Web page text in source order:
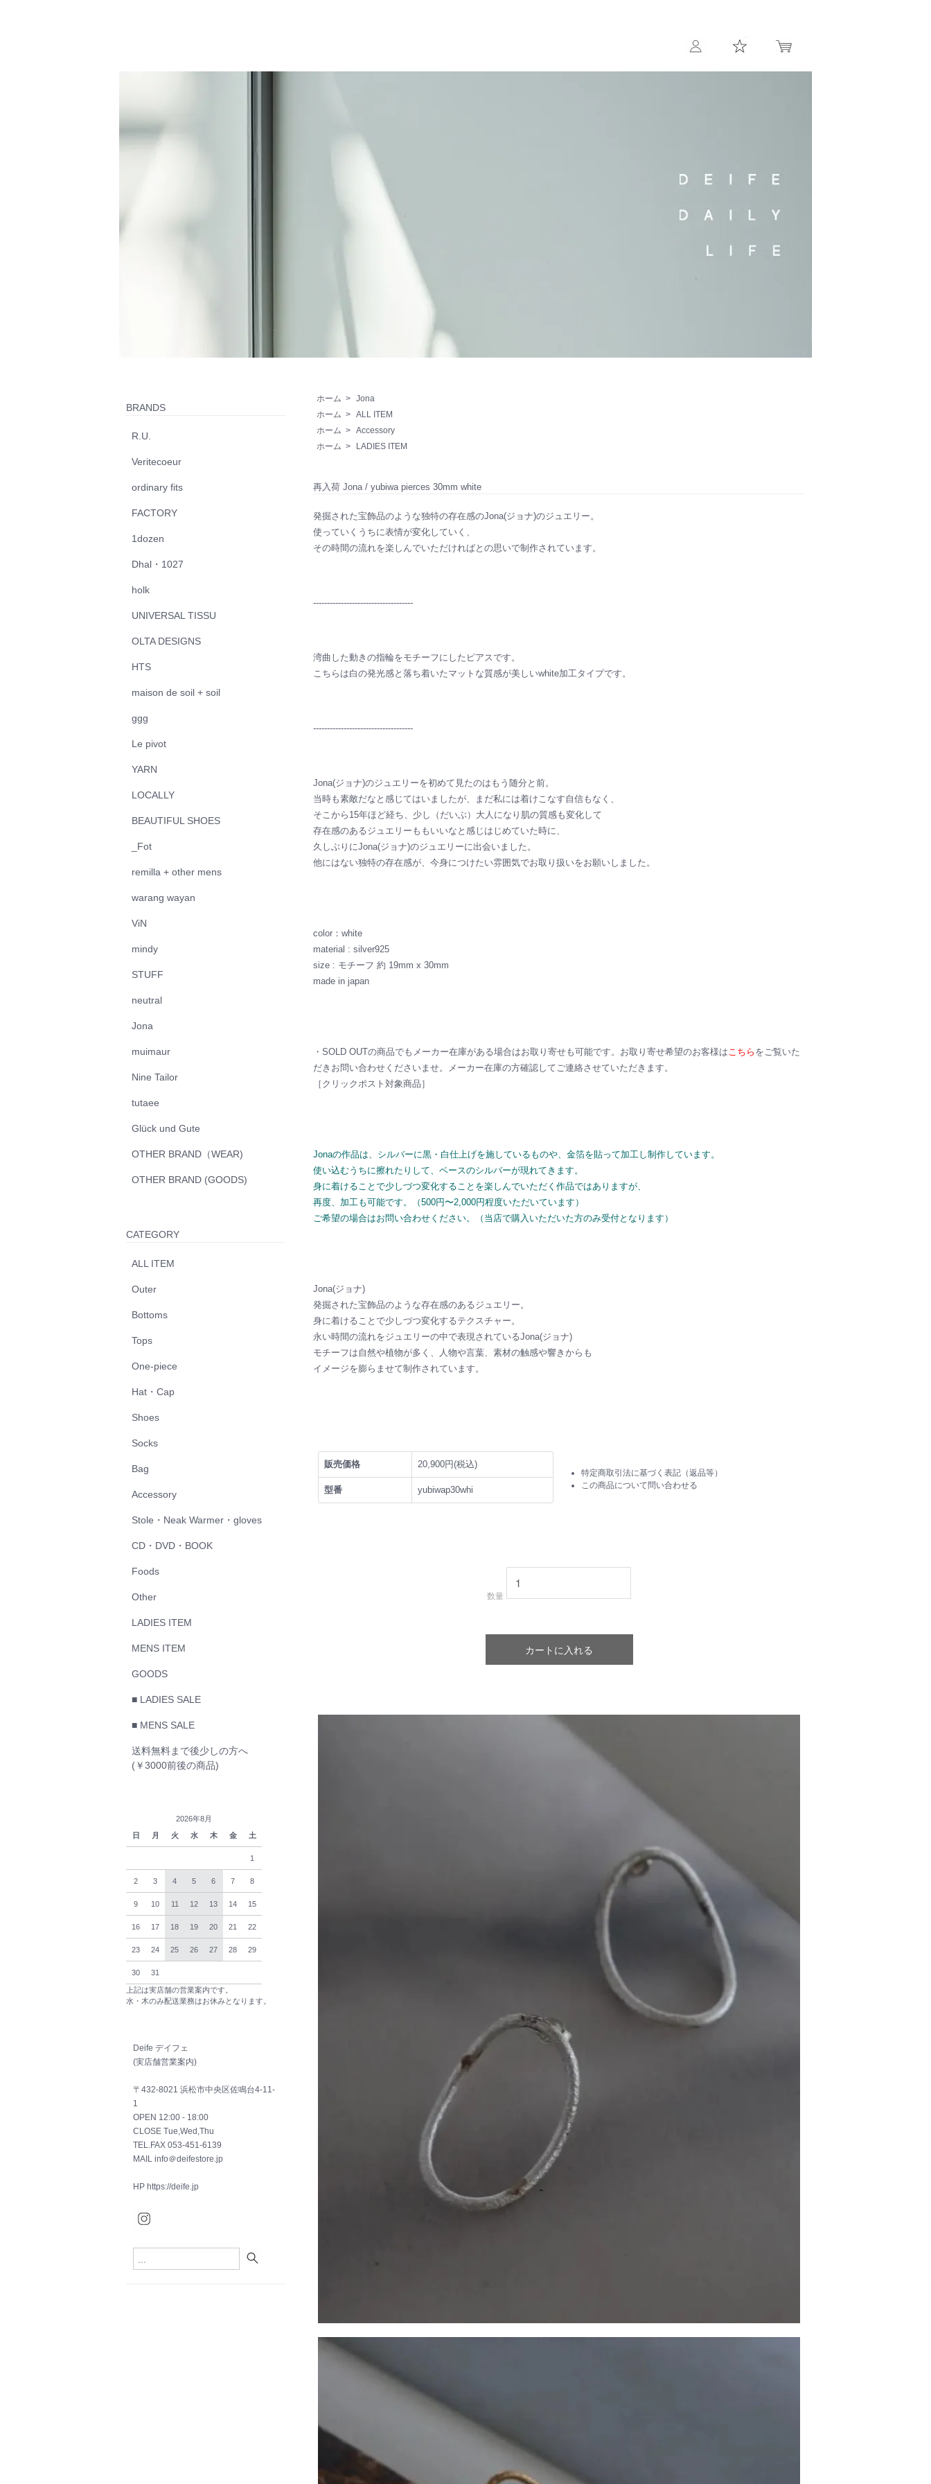
ホーム > Jona
ホーム > ALL ITEM
ホーム > Accessory
ホーム > LADIES ITEM
再入荷 Jona / yubiwa pierces 30mm white
発掘された宝飾品のような独特の存在感のJona(ジョナ)のジュエリー。
使っていくうちに表情が変化していく、
その時間の流れを楽しんでいただければとの思いで制作されています。
------------------------------------
湾曲した動きの指輪をモチーフにしたピアスです。
こちらは白の発光感と落ち着いたマットな質感が美しいwhite加工タイプです。
------------------------------------
Jona(ジョナ)のジュエリーを初めて見たのはもう随分と前。
当時も素敵だなと感じてはいましたが、まだ私には着けこなす自信もなく、
そこから15年ほど経ち、少し（だいぶ）大人になり肌の質感も変化して
存在感のあるジュエリーももいいなと感じはじめていた時に、
久しぶりにJona(ジョナ)のジュエリーに出会いました。
他にはない独特の存在感が、今身につけたい雰囲気でお取り扱いをお願いしました。
color：white
material : silver925
size : モチーフ 約 19mm x 30mm
made in japan
・SOLD OUTの商品でもメーカー在庫がある場合はお取り寄せも可能です。お取り寄せ希望のお客様はこちら をご覧いた
だきお問い合わせくださいませ。メーカー在庫の方確認してご連絡させていただきます。
［クリックポスト対象商品］
Jonaの作品は、シルバーに黒・白仕上げを施しているものや、金箔を貼って加工し制作しています。
使い込むうちに擦れたりして、ベースのシルバーが現れてきます。
身に着けることで少しづつ変化することを楽しんでいただく作品ではありますが、
再度、加工も可能です。（500円〜2,000円程度いただいています）
ご希望の場合はお問い合わせください。（当店で購入いただいた方のみ受付となります）
Jona(ジョナ)
発掘された宝飾品のような存在感のあるジュエリー。
身に着けることで少しづつ変化するテクスチャー。
永い時間の流れをジュエリーの中で表現されているJona(ジョナ)
モチーフは自然や植物が多く、人物や言葉、素材の触感や響きからも
イメージを膨らませて制作されています。
販売価格 20,900円(税込)
型番 yubiwap30whi
特定商取引法に基づく表記（返品等）
この商品について問い合わせる
数量
カートに入れる
BRANDS
R.U.
Veritecoeur
ordinary fits
FACTORY
1dozen
Dhal・1027
holk
UNIVERSAL TISSU
OLTA DESIGNS
HTS
maison de soil + soil
ggg
Le pivot
YARN
LOCALLY
BEAUTIFUL SHOES
_Fot
remilla + other mens
warang wayan
ViN
mindy
STUFF
neutral
Jona
muimaur
Nine Tailor
tutaee
Glück und Gute
OTHER BRAND（WEAR)
OTHER BRAND (GOODS)
CATEGORY
ALL ITEM
Outer
Bottoms
Tops
One-piece
Hat・Cap
Shoes
Socks
Bag
Accessory
Stole・Neak Warmer・gloves
CD・DVD・BOOK
Foods
Other
LADIES ITEM
MENS ITEM
GOODS
■ LADIES SALE
■ MENS SALE
送料無料まで後少しの方へ
(￥3000前後の商品)
2026年8月
日
月 火 水 木 金 土
1
2 3 4 5 6 7 8
9 10 11 12 13 14 15
16 17 18 19 20 21 22
23 24 25 26 27 28 29
30 31
上記は実店舗の営業案内です。
水・木のみ配送業務はお休みとなります。
Deife デイフェ
(実店舗営業案内)
〒432-8021 浜松市中央区佐鳴台4-11-
1
OPEN 12:00 - 18:00
CLOSE Tue,Wed,Thu
TEL.FAX 053-451-6139
MAIL info＠deifestore.jp
HP https://deife.jp